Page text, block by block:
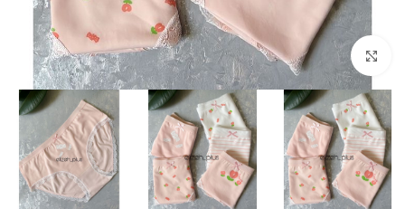
بزرگنمایی تصویر